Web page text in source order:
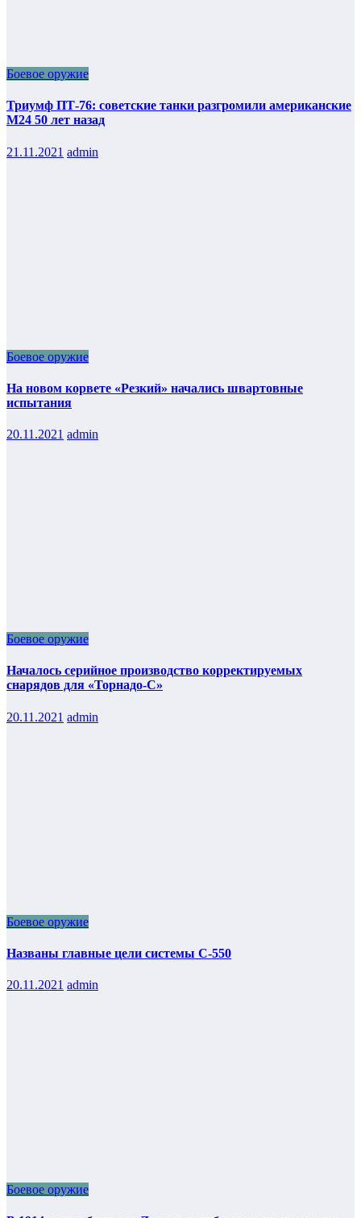
Боевое оружие
Триумф ПТ-76: советские танки разгромили американские
М24 50 лет назад
21.11.2021 admin
Боевое оружие
На новом корвете «Резкий» начались швартовные
испытания
20.11.2021 admin
Боевое оружие
Началось серийное производство корректируемых
снарядов для «Торнадо-С»
20.11.2021 admin
Боевое оружие
Названы главные цели системы С-550
20.11.2021 admin
Боевое оружие